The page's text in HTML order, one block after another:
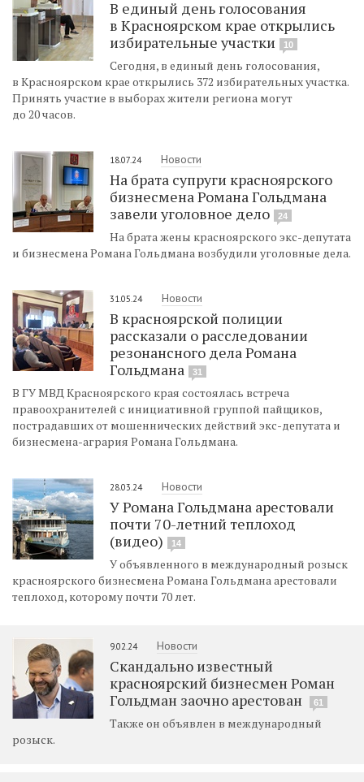
В единый день голосования
в Красноярском крае открылись
избирательные участки
10
Сегодня, в единый день голосования,
в Красноярском крае открылись 372 избирательных участка.
Принять участие в выборах жители региона могут
до 20 часов.
18.07.24 Новости
На брата супруги красноярского
бизнесмена Романа Гольдмана
завели уголовное дело
24
На брата жены красноярского экс-депутата
и бизнесмена Романа Гольдмана возбудили уголовные дела.
31.05.24 Новости
В красноярской полиции
рассказали о расследовании
резонансного дела Романа
Гольдмана
31
В ГУ МВД Красноярского края состоялась встреча
правоохранителей с инициативной группой пайщиков,
пострадавших от мошеннических действий экс-депутата и
бизнесмена-агрария Романа Гольдмана.
28.03.24 Новости
У Романа Гольдмана арестовали
почти 70-летний теплоход
(видео)
14
У объявленного в международный розыск
красноярского бизнесмена Романа Гольдмана арестовали
теплоход, которому почти 70 лет.
9.02.24 Новости
Скандально известный
красноярский бизнесмен Роман
Гольдман заочно арестован
61
Также он объявлен в международный
розыск.